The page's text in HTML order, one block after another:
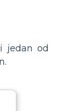
jedan od